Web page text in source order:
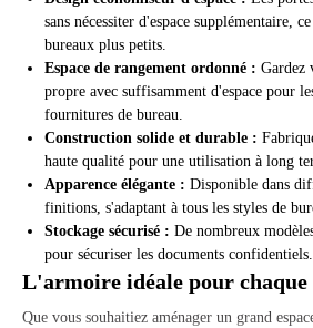
sans nécessiter d'espace supplémentaire,
bureaux plus petits.
Espace de rangement ordonné : Gardez
propre avec suffisamment d'espace pour
fournitures de bureau.
Construction solide et durable :
haute qualité pour une utilisation à long
Apparence élégante : Disponible dans
finitions, s'adaptant à tous les styles de
Stockage sécurisé : De nombreux
pour sécuriser les documents confidentiels.
L'armoire idéale pour chaque
Que vous souhaitiez aménager un grand